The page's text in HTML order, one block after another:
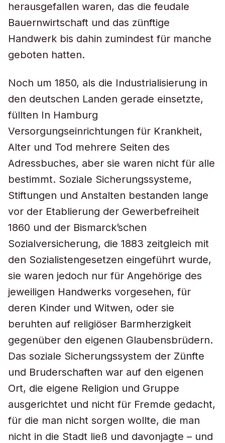
herausgefallen waren, das die feudale
Bauernwirtschaft und das zünftige
Handwerk bis dahin zumindest für manche
geboten hatten.
Noch um 1850, als die Industrialisierung in
den deutschen Landen gerade einsetzte,
füllten In Hamburg
Versorgungseinrichtungen für Krankheit,
Alter und Tod mehrere Seiten des
Adressbuches, aber sie waren nicht für alle
bestimmt. Soziale Sicherungssysteme,
Stiftungen und Anstalten bestanden lange
vor der Etablierung der Gewerbefreiheit
1860 und der Bismarck’schen
Sozialversicherung, die 1883 zeitgleich mit
den Sozialistengesetzen eingeführt wurde,
sie waren jedoch nur für Angehörige des
jeweiligen Handwerks vorgesehen, für
deren Kinder und Witwen, oder sie
beruhten auf religiöser Barmherzigkeit
gegenüber den eigenen Glaubensbrüdern.
Das soziale Sicherungssystem der Zünfte
und Bruderschaften war auf den eigenen
Ort, die eigene Religion und Gruppe
ausgerichtet und nicht für Fremde gedacht,
für die man nicht sorgen wollte, die man
nicht in die Stadt ließ und davonjagte – und